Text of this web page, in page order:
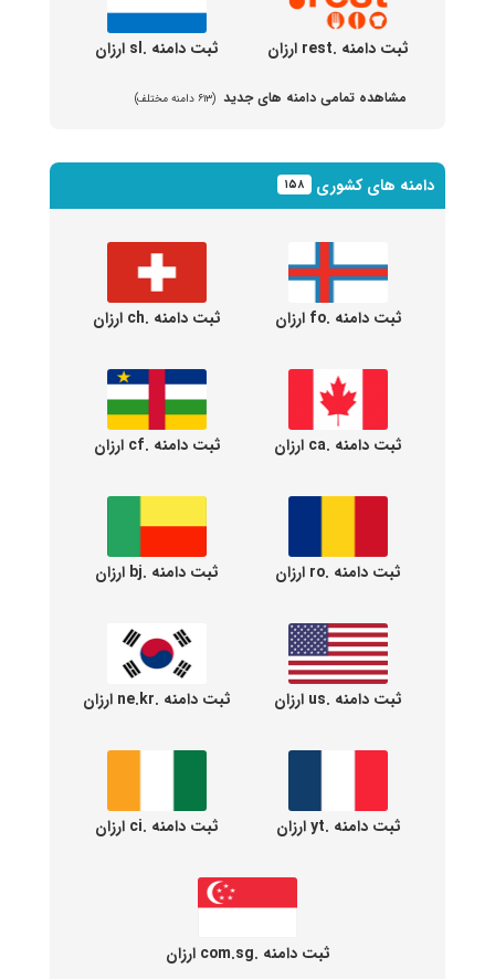
ثبت دامنه .rest ارزان ثبت دامنه .sl ارزان
مشاهده تمامی دامنه های جدید (۶۱۳ دامنه مختلف)
دامنه های کشوری ۱۵۸
ثبت دامنه .fo ارزان ثبت دامنه .ch ارزان
ثبت دامنه .ca ارزان ثبت دامنه .cf ارزان
ثبت دامنه .ro ارزان ثبت دامنه .bj ارزان
ثبت دامنه .us ارزان ثبت دامنه .ne.kr ارزان
ثبت دامنه .yt ارزان ثبت دامنه .ci ارزان
ثبت دامنه .com.sg ارزان